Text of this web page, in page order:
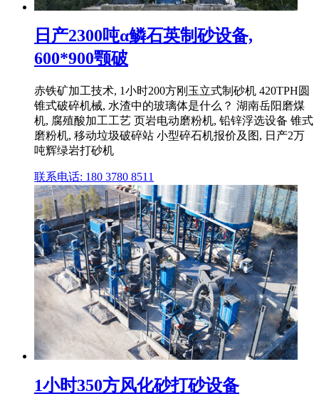
日产2300吨α鳞石英制砂设备,
600*900颚破
赤铁矿加工技术, 1小时200方刚玉立式制砂机 420TPH圆
锥式破碎机械, 水渣中的玻璃体是什么？ 湖南岳阳磨煤
机, 腐殖酸加工工艺 页岩电动磨粉机, 铅锌浮选设备 锥式
磨粉机, 移动垃圾破碎站 小型碎石机报价及图, 日产2万
吨辉绿岩打砂机
联系电话: 180 3780 8511
1小时350方风化砂打砂设备